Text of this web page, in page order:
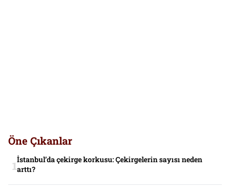
Öne Çıkanlar
İstanbul’da çekirge korkusu: Çekirgelerin sayısı neden
arttı?